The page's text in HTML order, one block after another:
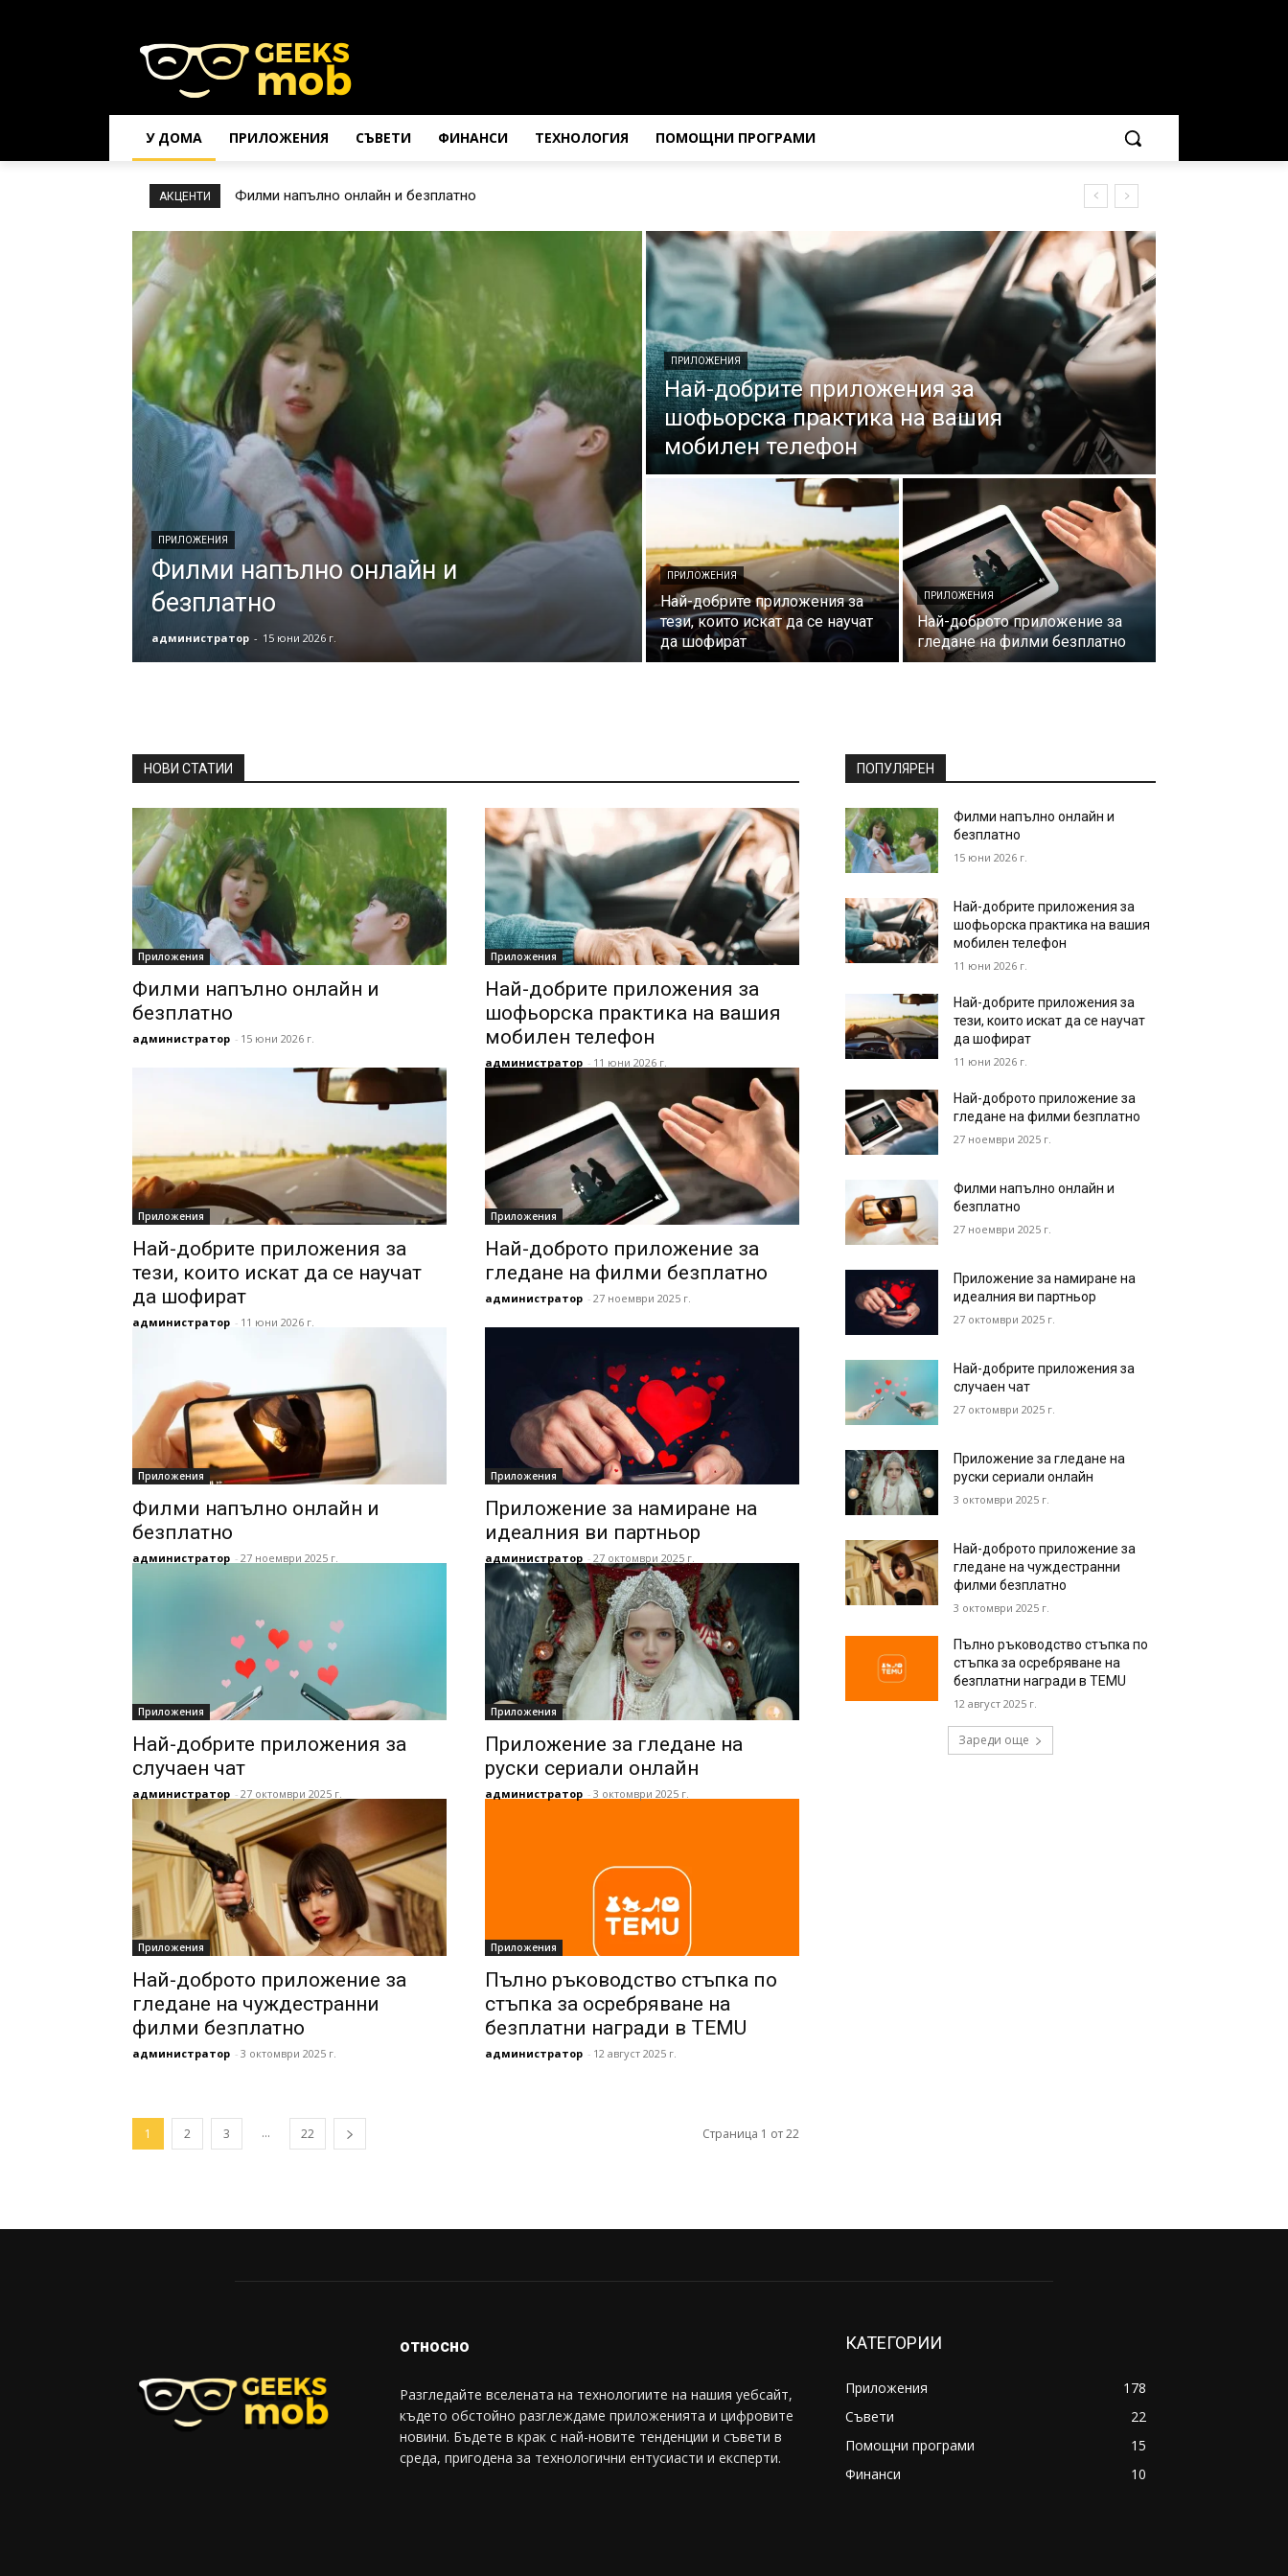
У ДОМА ПРИЛОЖЕНИЯ СЪВЕТИ ФИНАНСИ ТЕХНОЛОГИЯ ПОМОЩНИ ПРОГРАМИ
АКЦЕНТИ Филми напълно онлайн и безплатно
ПРИЛОЖЕНИЯ
Филми напълно онлайн и
безплатно
администратор - 15 юни 2026 г.
ПРИЛОЖЕНИЯ
Най-добрите приложения за
шофьорска практика на вашия
мобилен телефон
ПРИЛОЖЕНИЯ
Най-добрите приложения за
тези, които искат да се научат
да шофират
ПРИЛОЖЕНИЯ
Най-доброто приложение за
гледане на филми безплатно
НОВИ СТАТИИ
Приложения
Филми напълно онлайн и
безплатно
администратор - 15 юни 2026 г.
Приложения
Най-добрите приложения за
шофьорска практика на вашия
мобилен телефон
администратор - 11 юни 2026 г.
Приложения
Най-добрите приложения за
тези, които искат да се научат
да шофират
администратор - 11 юни 2026 г.
Приложения
Най-доброто приложение за
гледане на филми безплатно
администратор - 27 ноември 2025 г.
Приложения
Филми напълно онлайн и
безплатно
администратор - 27 ноември 2025 г.
Приложения
Приложение за намиране на
идеалния ви партньор
администратор - 27 октомври 2025 г.
Приложения
Най-добрите приложения за
случаен чат
администратор - 27 октомври 2025 г.
Приложения
Приложение за гледане на
руски сериали онлайн
администратор - 3 октомври 2025 г.
Приложения
Най-доброто приложение за
гледане на чуждестранни
филми безплатно
администратор - 3 октомври 2025 г.
Приложения
Пълно ръководство стъпка по
стъпка за осребряване на
безплатни награди в TEMU
администратор - 12 август 2025 г.
1 2 3 ... 22 Страница 1 от 22
ПОПУЛЯРЕН
Филми напълно онлайн и
безплатно
15 юни 2026 г.
Най-добрите приложения за
шофьорска практика на вашия
мобилен телефон
11 юни 2026 г.
Най-добрите приложения за
тези, които искат да се научат
да шофират
11 юни 2026 г.
Най-доброто приложение за
гледане на филми безплатно
27 ноември 2025 г.
Филми напълно онлайн и
безплатно
27 ноември 2025 г.
Приложение за намиране на
идеалния ви партньор
27 октомври 2025 г.
Най-добрите приложения за
случаен чат
27 октомври 2025 г.
Приложение за гледане на
руски сериали онлайн
3 октомври 2025 г.
Най-доброто приложение за
гледане на чуждестранни
филми безплатно
3 октомври 2025 г.
Пълно ръководство стъпка по
стъпка за осребряване на
безплатни награди в TEMU
12 август 2025 г.
Зареди още
относно
Разгледайте вселената на технологиите на нашия уебсайт,
където обстойно разглеждаме приложенията и цифровите
новини. Бъдете в крак с най-новите тенденции и съвети в
среда, пригодена за технологични ентусиасти и експерти.
КАТЕГОРИИ
Приложения
178
Съвети
22
Помощни програми
15
Финанси
10